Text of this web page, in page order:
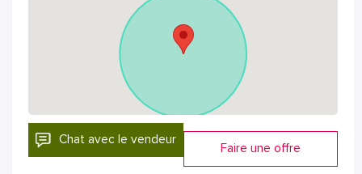
Chat avec le vendeur
Faire une offre